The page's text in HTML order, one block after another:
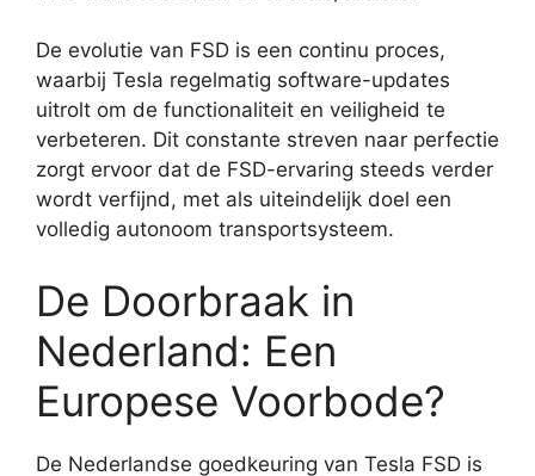
De evolutie van FSD is een continu proces,
waarbij Tesla regelmatig software-updates
uitrolt om de functionaliteit en veiligheid te
verbeteren. Dit constante streven naar perfectie
zorgt ervoor dat de FSD-ervaring steeds verder
wordt verfijnd, met als uiteindelijk doel een
volledig autonoom transportsysteem.
De Doorbraak in
Nederland: Een
Europese Voorbode?
De Nederlandse goedkeuring van Tesla FSD is